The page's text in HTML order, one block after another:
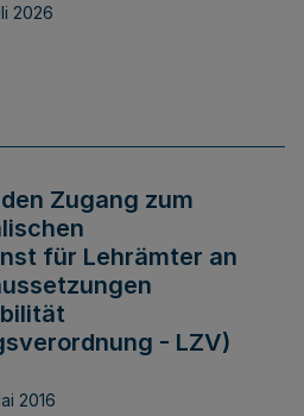
2026
Zugang zum
für Lehrämter an
- LZV)
2016